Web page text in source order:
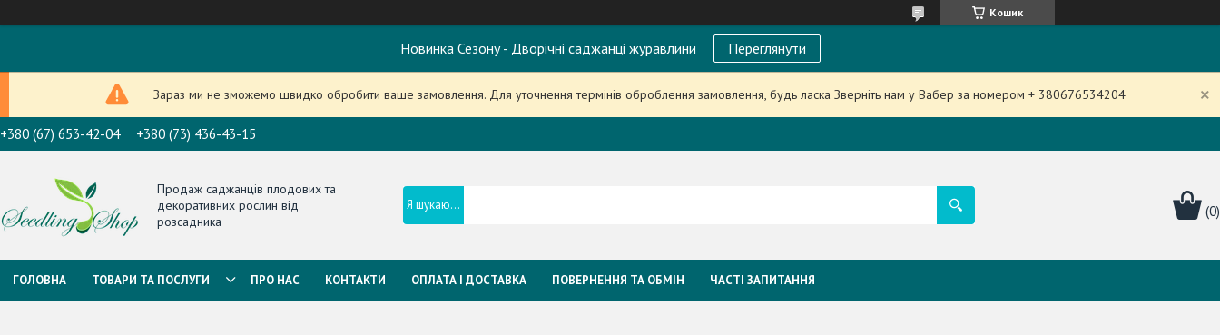
Кошик
Новинка Сезону - Дворічні саджанці журавлини Переглянути
Зараз ми не зможемо швидко обробити ваше замовлення. Для уточнення термінів оброблення замовлення, будь ласка Зверніть нам у Вабер за номером + 380676534204
+380 (67) 653-42-04 +380 (73) 436-43-15
Продаж саджанців плодових та
декоративних рослин від
розсадника
ГОЛОВНА ТОВАРИ ТА ПОСЛУГИ ПРО НАС КОНТАКТИ ОПЛАТА І ДОСТАВКА ПОВЕРНЕННЯ ТА ОБМІН ЧАСТІ ЗАПИТАННЯ